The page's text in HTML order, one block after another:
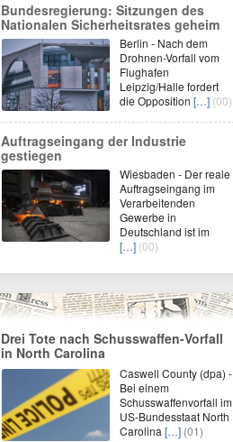
Bundesregierung: Sitzungen des
Nationalen Sicherheitsrates geheim
Berlin - Nach dem
Drohnen-Vorfall vom
Flughafen
Leipzig/Halle fordert
die Opposition […] (00)
Auftragseingang der Industrie
gestiegen
Wiesbaden - Der reale
Auftragseingang im
Verarbeitenden
Gewerbe in
Deutschland ist im
[…] (00)
Drei Tote nach Schusswaffen-Vorfall
in North Carolina
Caswell County (dpa) -
Bei einem
Schusswaffenvorfall im
US-Bundesstaat North
Carolina […] (01)